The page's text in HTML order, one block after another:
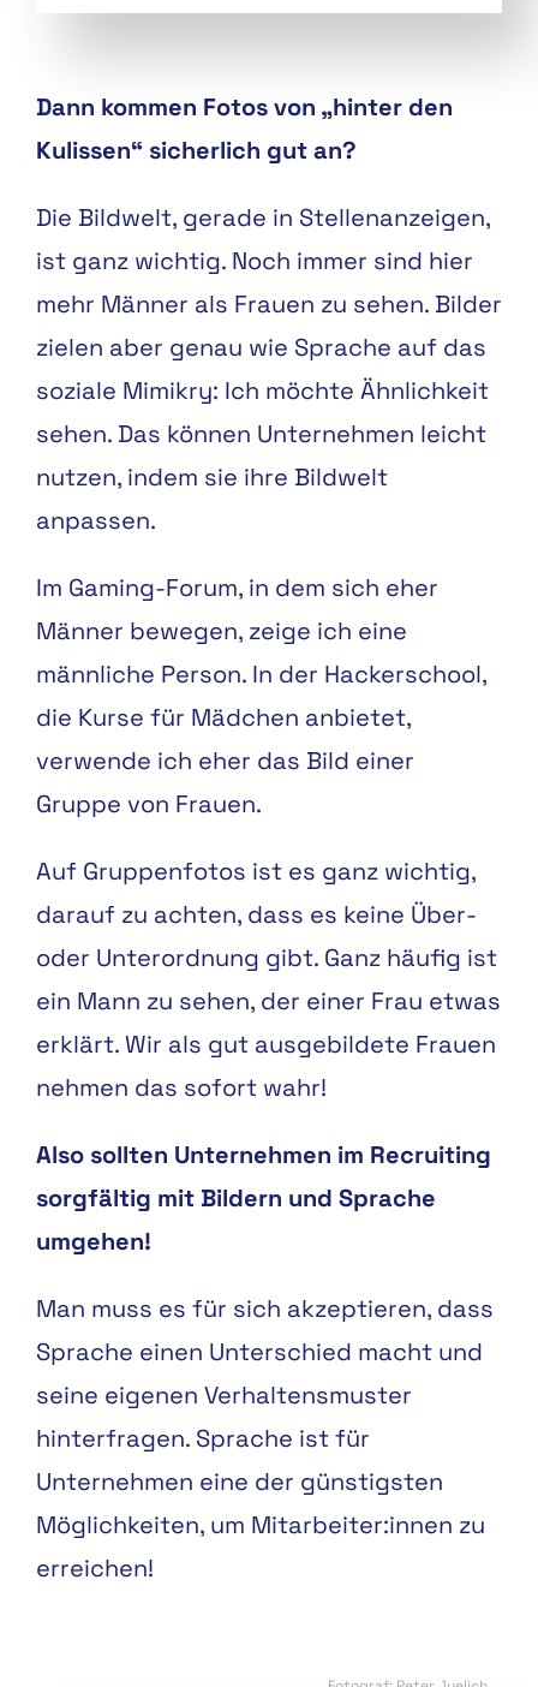
Dann kommen Fotos von „hinter den
Kulissen“ sicherlich gut an?
Die Bildwelt, gerade in Stellenanzeigen,
ist ganz wichtig. Noch immer sind hier
mehr Männer als Frauen zu sehen. Bilder
zielen aber genau wie Sprache auf das
soziale Mimikry: Ich möchte Ähnlichkeit
sehen. Das können Unternehmen leicht
nutzen, indem sie ihre Bildwelt
anpassen.
Im Gaming-Forum, in dem sich eher
Männer bewegen, zeige ich eine
männliche Person. In der Hackerschool,
die Kurse für Mädchen anbietet,
verwende ich eher das Bild einer
Gruppe von Frauen.
Auf Gruppenfotos ist es ganz wichtig,
darauf zu achten, dass es keine Über-
oder Unterordnung gibt. Ganz häufig ist
ein Mann zu sehen, der einer Frau etwas
erklärt. Wir als gut ausgebildete Frauen
nehmen das sofort wahr!
Also sollten Unternehmen im Recruiting
sorgfältig mit Bildern und Sprache
umgehen!
Man muss es für sich akzeptieren, dass
Sprache einen Unterschied macht und
seine eigenen Verhaltensmuster
hinterfragen. Sprache ist für
Unternehmen eine der günstigsten
Möglichkeiten, um Mitarbeiter:innen zu
erreichen!